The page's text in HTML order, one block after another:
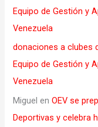
Equipo de Gestión y
Venezuela
donaciones a clubes
Equipo de Gestión y
Venezuela
Miguel enOEV se
Deportivas y celebra